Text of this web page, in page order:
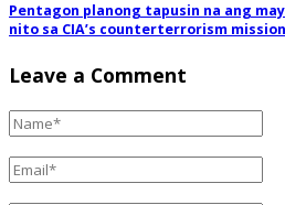
Pentagon planong tapusin na ang
nito sa CIA’s counterterrorism mission
Leave a Comment